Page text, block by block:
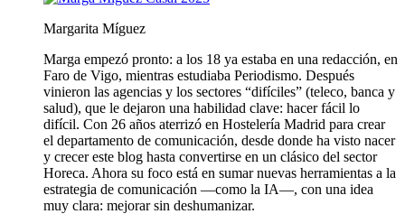
Margarita Míguez
Marga empezó pronto: a los 18 ya estaba en una redacción, en
Faro de Vigo, mientras estudiaba Periodismo. Después
vinieron las agencias y los sectores “difíciles” (teleco, banca y
salud), que le dejaron una habilidad clave: hacer fácil lo
difícil. Con 26 años aterrizó en Hostelería Madrid para crear
el departamento de comunicación, desde donde ha visto nacer
y crecer este blog hasta convertirse en un clásico del sector
Horeca. Ahora su foco está en sumar nuevas herramientas a la
estrategia de comunicación —como la IA—, con una idea
muy clara: mejorar sin deshumanizar.